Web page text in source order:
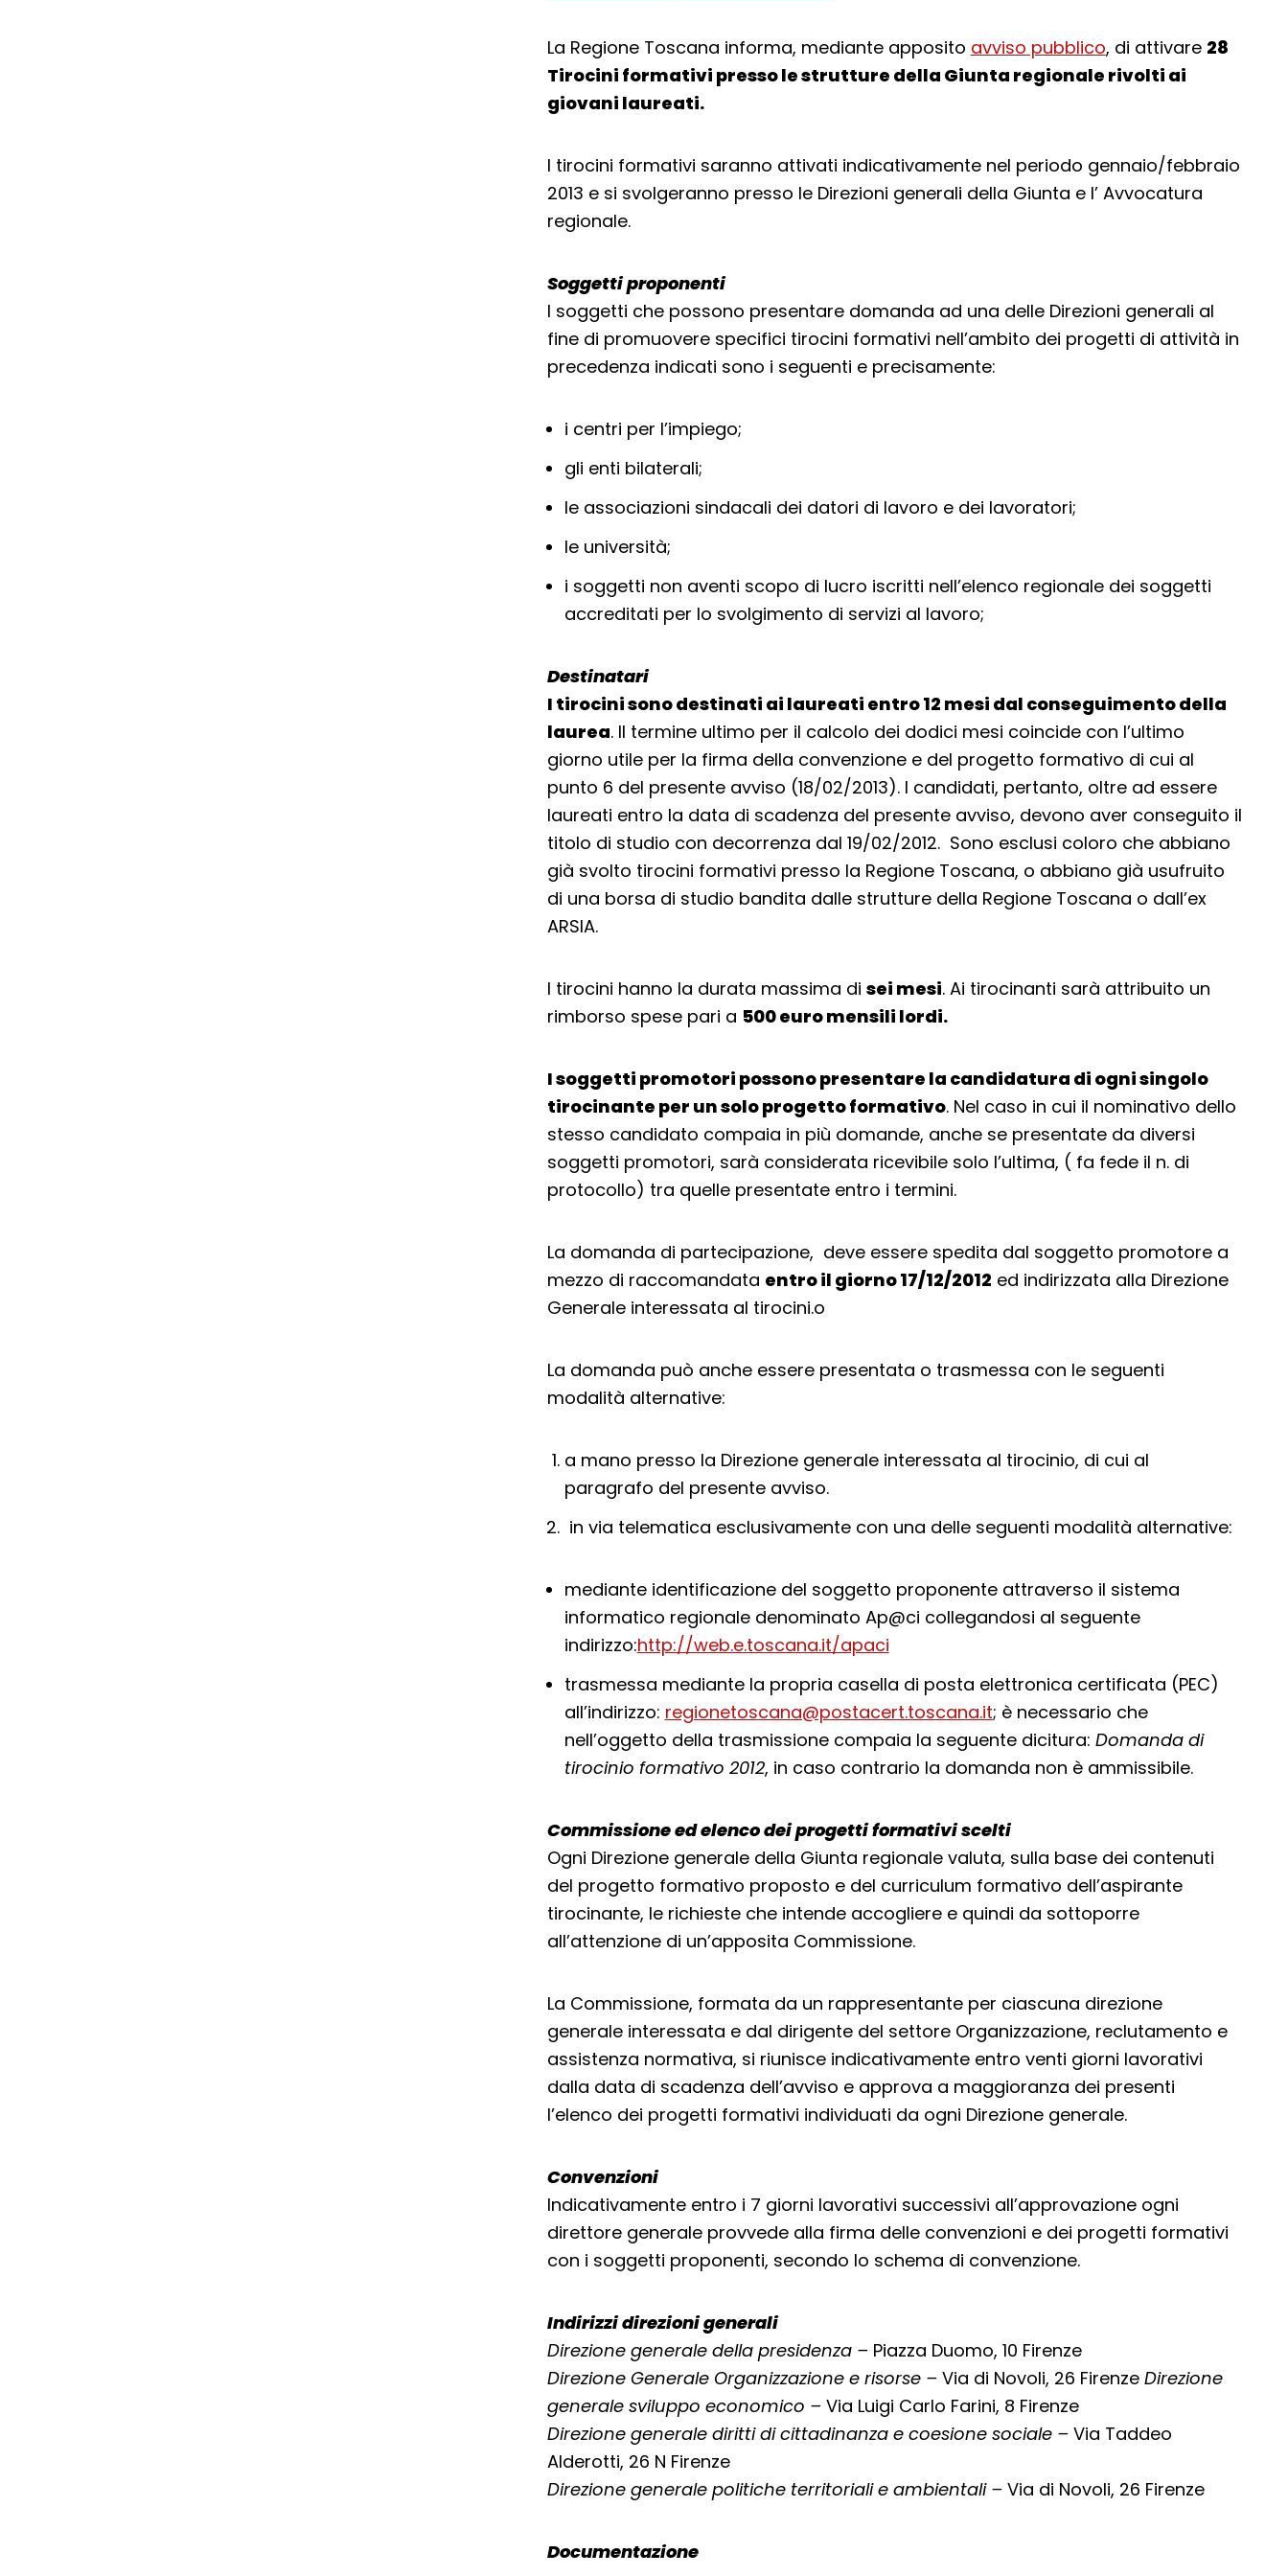
La Regione Toscana informa, mediante apposito avviso pubblico, di attivare 28
Tirocini formativi presso le strutture della Giunta regionale rivolti ai
giovani laureati.
I tirocini formativi saranno attivati indicativamente nel periodo gennaio/febbraio
2013 e si svolgeranno presso le Direzioni generali della Giunta e l’ Avvocatura
regionale.
Soggetti proponenti
I soggetti che possono presentare domanda ad una delle Direzioni generali al
fine di promuovere specifici tirocini formativi nell’ambito dei progetti di attività in
precedenza indicati sono i seguenti e precisamente:
i centri per l’impiego;
gli enti bilaterali;
le associazioni sindacali dei datori di lavoro e dei lavoratori;
le università;
i soggetti non aventi scopo di lucro iscritti nell’elenco regionale dei soggetti
accreditati per lo svolgimento di servizi al lavoro;
Destinatari
I tirocini sono destinati ai laureati entro 12 mesi dal conseguimento della
laurea. Il termine ultimo per il calcolo dei dodici mesi coincide con l’ultimo
giorno utile per la firma della convenzione e del progetto formativo di cui al
punto 6 del presente avviso (18/02/2013). I candidati, pertanto, oltre ad essere
laureati entro la data di scadenza del presente avviso, devono aver conseguito il
titolo di studio con decorrenza dal 19/02/2012. Sono esclusi coloro che abbiano
già svolto tirocini formativi presso la Regione Toscana, o abbiano già usufruito
di una borsa di studio bandita dalle strutture della Regione Toscana o dall’ex
ARSIA.
I tirocini hanno la durata massima di sei mesi. Ai tirocinanti sarà attribuito un
rimborso spese pari a 500 euro mensili lordi.
I soggetti promotori possono presentare la candidatura di ogni singolo
tirocinante per un solo progetto formativo. Nel caso in cui il nominativo dello
stesso candidato compaia in più domande, anche se presentate da diversi
soggetti promotori, sarà considerata ricevibile solo l’ultima, ( fa fede il n. di
protocollo) tra quelle presentate entro i termini.
La domanda di partecipazione, deve essere spedita dal soggetto promotore a
mezzo di raccomandata entro il giorno 17/12/2012 ed indirizzata alla Direzione
Generale interessata al tirocini.o
La domanda può anche essere presentata o trasmessa con le seguenti
modalità alternative:
a mano presso la Direzione generale interessata al tirocinio, di cui al
paragrafo del presente avviso.
in via telematica esclusivamente con una delle seguenti modalità alternative:
mediante identificazione del soggetto proponente attraverso il sistema
informatico regionale denominato Ap@ci collegandosi al seguente
indirizzo:http://web.e.toscana.it/apaci
trasmessa mediante la propria casella di posta elettronica certificata (PEC)
all’indirizzo: regionetoscana@postacert.toscana.it; è necessario che
nell’oggetto della trasmissione compaia la seguente dicitura: Domanda di
tirocinio formativo 2012, in caso contrario la domanda non è ammissibile.
Commissione ed elenco dei progetti formativi scelti
Ogni Direzione generale della Giunta regionale valuta, sulla base dei contenuti
del progetto formativo proposto e del curriculum formativo dell’aspirante
tirocinante, le richieste che intende accogliere e quindi da sottoporre
all’attenzione di un’apposita Commissione.
La Commissione, formata da un rappresentante per ciascuna direzione
generale interessata e dal dirigente del settore Organizzazione, reclutamento e
assistenza normativa, si riunisce indicativamente entro venti giorni lavorativi
dalla data di scadenza dell’avviso e approva a maggioranza dei presenti
l’elenco dei progetti formativi individuati da ogni Direzione generale.
Convenzioni
Indicativamente entro i 7 giorni lavorativi successivi all’approvazione ogni
direttore generale provvede alla firma delle convenzioni e dei progetti formativi
con i soggetti proponenti, secondo lo schema di convenzione.
Indirizzi direzioni generali
Direzione generale della presidenza –Piazza Duomo, 10 Firenze
Direzione Generale Organizzazione e risorse – Via di Novoli, 26 FirenzeDirezione
generale sviluppo economico – Via Luigi Carlo Farini, 8 Firenze
Direzione generale diritti di cittadinanza e coesione sociale – Via Taddeo
Alderotti, 26 N Firenze
Direzione generale politiche territoriali e ambientali – Via di Novoli, 26 Firenze
Documentazione